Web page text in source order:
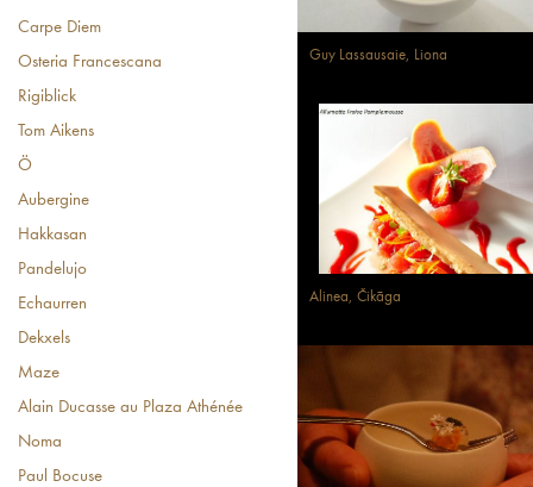
Carpe Diem
Osteria Francescana
Rigiblick
Tom Aikens
Ö
Aubergine
Hakkasan
Pandelujo
Echaurren
Dekxels
Maze
Alain Ducasse au Plaza Athénée
Noma
Paul Bocuse
Guy Lassausaie, Liona
Alinea, Čikāga